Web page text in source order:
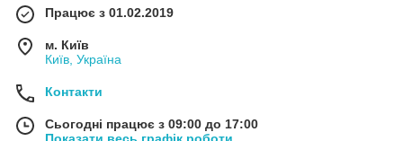
Працює з 01.02.2019
м. Київ
Київ, Україна
Контакти
Сьогодні працює з 09:00 до 17:00